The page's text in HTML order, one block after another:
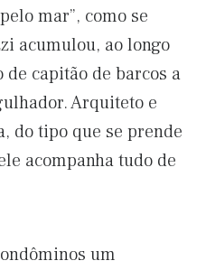
mar”, como se
acumulou, ao longo
de capitão de barcos a
Arquiteto e
do tipo que se prende
acompanha tudo de
um